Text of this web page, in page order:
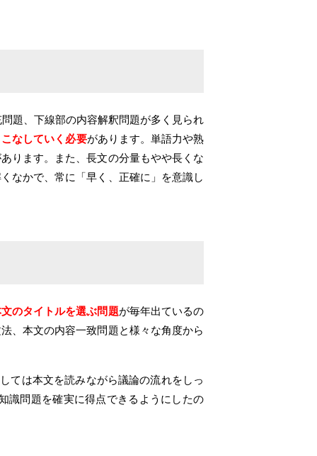
題、下線部の内容解釈問題が多く見られ
なしていく必要があります。単語力や熟
ります。また、長文の分量もやや長くな
なかで、常に「早く、正確に」を意識し
のタイトルを選ぶ問題が毎年出ているの
、本文の内容一致問題と様々な角度から
ては本文を読みながら議論の流れをしっ
識問題を確実に得点できるようにしたの